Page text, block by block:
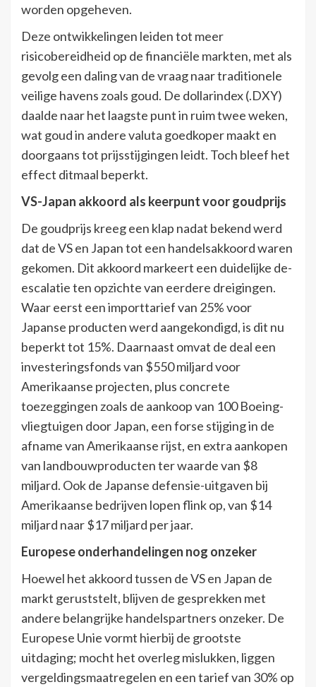
worden opgeheven.
Deze ontwikkelingen leiden tot meer
risicobereidheid op de financiële markten, met als
gevolg een daling van de vraag naar traditionele
veilige havens zoals goud. De dollarindex (.DXY)
daalde naar het laagste punt in ruim twee weken,
wat goud in andere valuta goedkoper maakt en
doorgaans tot prijsstijgingen leidt. Toch bleef het
effect ditmaal beperkt.
VS-Japan akkoord als keerpunt voor goudprijs
De goudprijs kreeg een klap nadat bekend werd
dat de VS en Japan tot een handelsakkoord waren
gekomen. Dit akkoord markeert een duidelijke de-
escalatie ten opzichte van eerdere dreigingen.
Waar eerst een importtarief van 25% voor
Japanse producten werd aangekondigd, is dit nu
beperkt tot 15%. Daarnaast omvat de deal een
investeringsfonds van $550 miljard voor
Amerikaanse projecten, plus concrete
toezeggingen zoals de aankoop van 100 Boeing-
vliegtuigen door Japan, een forse stijging in de
afname van Amerikaanse rijst, en extra aankopen
van landbouwproducten ter waarde van $8
miljard. Ook de Japanse defensie-uitgaven bij
Amerikaanse bedrijven lopen flink op, van $14
miljard naar $17 miljard per jaar.
Europese onderhandelingen nog onzeker
Hoewel het akkoord tussen de VS en Japan de
markt geruststelt, blijven de gesprekken met
andere belangrijke handelspartners onzeker. De
Europese Unie vormt hierbij de grootste
uitdaging; mocht het overleg mislukken, liggen
vergeldingsmaatregelen en een tarief van 30% op